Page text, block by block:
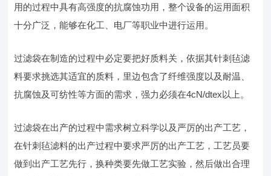
用的过程中具有高强度的抗腐蚀功用，整个设备的运用面积
十分广泛，能够在化工、电厂等职业中进行运用。
过滤袋在制造的过程中必定要把好质料关，依据其针刺毡滤
料要求挑选其适宜的质料，里边包含了纤维强度以及耐温、
抗腐蚀及可纺性等方面的需求，强力必须在4cN/dtex以上。
过滤袋在出产的过程中需求树立科学以及严厉的出产工艺，
在针刺毡滤料的出产过程中要求严厉的出产工艺，工艺员要
做到出产工艺先行，换种类要先做工艺实验，然后做出合理